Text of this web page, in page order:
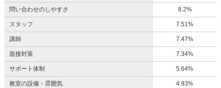
問い合わせのしやすさ 8.2%
スタッフ 7.51%
講師 7.47%
面接対策 7.34%
サポート体制 5.64%
教室の設備・雰囲気 4.93%